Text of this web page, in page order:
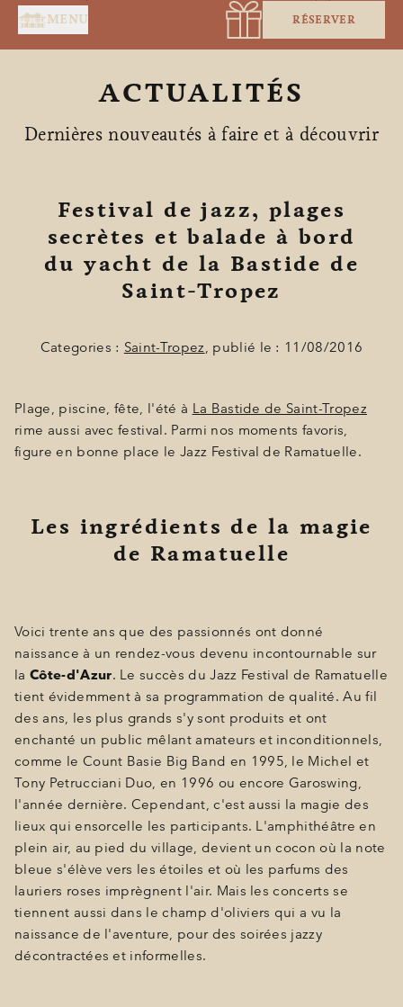
MENU RÉSERVER
ACCUEIL
SERVICES
SPA BY HOLIDERMIE
BONS CADEAUX
PHOTOS
SITUATION
OFFRES
LA BOUTIQUE
ACTUALITÉS
ACTUALITÉS
Dernières nouveautés à faire et à découvrir
Festival de jazz, plages
secrètes et balade à bord
du yacht de la Bastide de
Saint-Tropez
Categories : Saint-Tropez, publié le : 11/08/2016
Plage, piscine, fête, l'été à La Bastide de Saint-Tropez
rime aussi avec festival. Parmi nos moments favoris,
figure en bonne place le Jazz Festival de Ramatuelle.
Les ingrédients de la magie
de Ramatuelle
Voici trente ans que des passionnés ont donné
naissance à un rendez-vous devenu incontournable sur
la Côte-d'Azur. Le succès du Jazz Festival de Ramatuelle
tient évidemment à sa programmation de qualité. Au fil
des ans, les plus grands s'y sont produits et ont
enchanté un public mêlant amateurs et inconditionnels,
comme le Count Basie Big Band en 1995, le Michel et
Tony Petrucciani Duo, en 1996 ou encore Garoswing,
l'année dernière. Cependant, c'est aussi la magie des
lieux qui ensorcelle les participants. L'amphithéâtre en
plein air, au pied du village, devient un cocon où la note
bleue s'élève vers les étoiles et où les parfums des
lauriers roses imprègnent l'air. Mais les concerts se
tiennent aussi dans le champ d'oliviers qui a vu la
naissance de l'aventure, pour des soirées jazzy
décontractées et informelles.
Panneau de gestion des cookies